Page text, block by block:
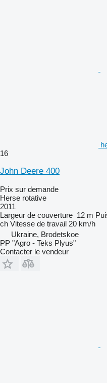
16
John Deere 400
Prix sur demande
Herse rotative
2011
Largeur de couverture 12 m
ch Vitesse de travail 20 km/h
Ukraine, Brodetskoe
PP "Agro - Teks Plyus"
Contacter le vendeur